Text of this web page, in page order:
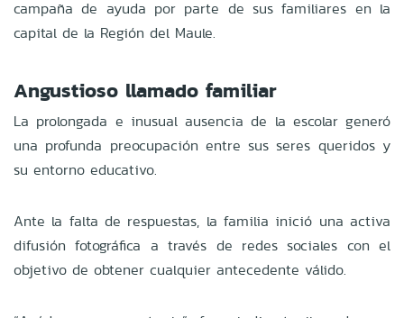
campaña de ayuda por parte de sus familiares en la
capital de la Región del Maule.
Angustioso llamado familiar
La prolongada e inusual ausencia de la escolar generó
una profunda preocupación entre sus seres queridos y
su entorno educativo.
Ante la falta de respuestas, la familia inició una activa
difusión fotográfica a través de redes sociales con el
objetivo de obtener cualquier antecedente válido.